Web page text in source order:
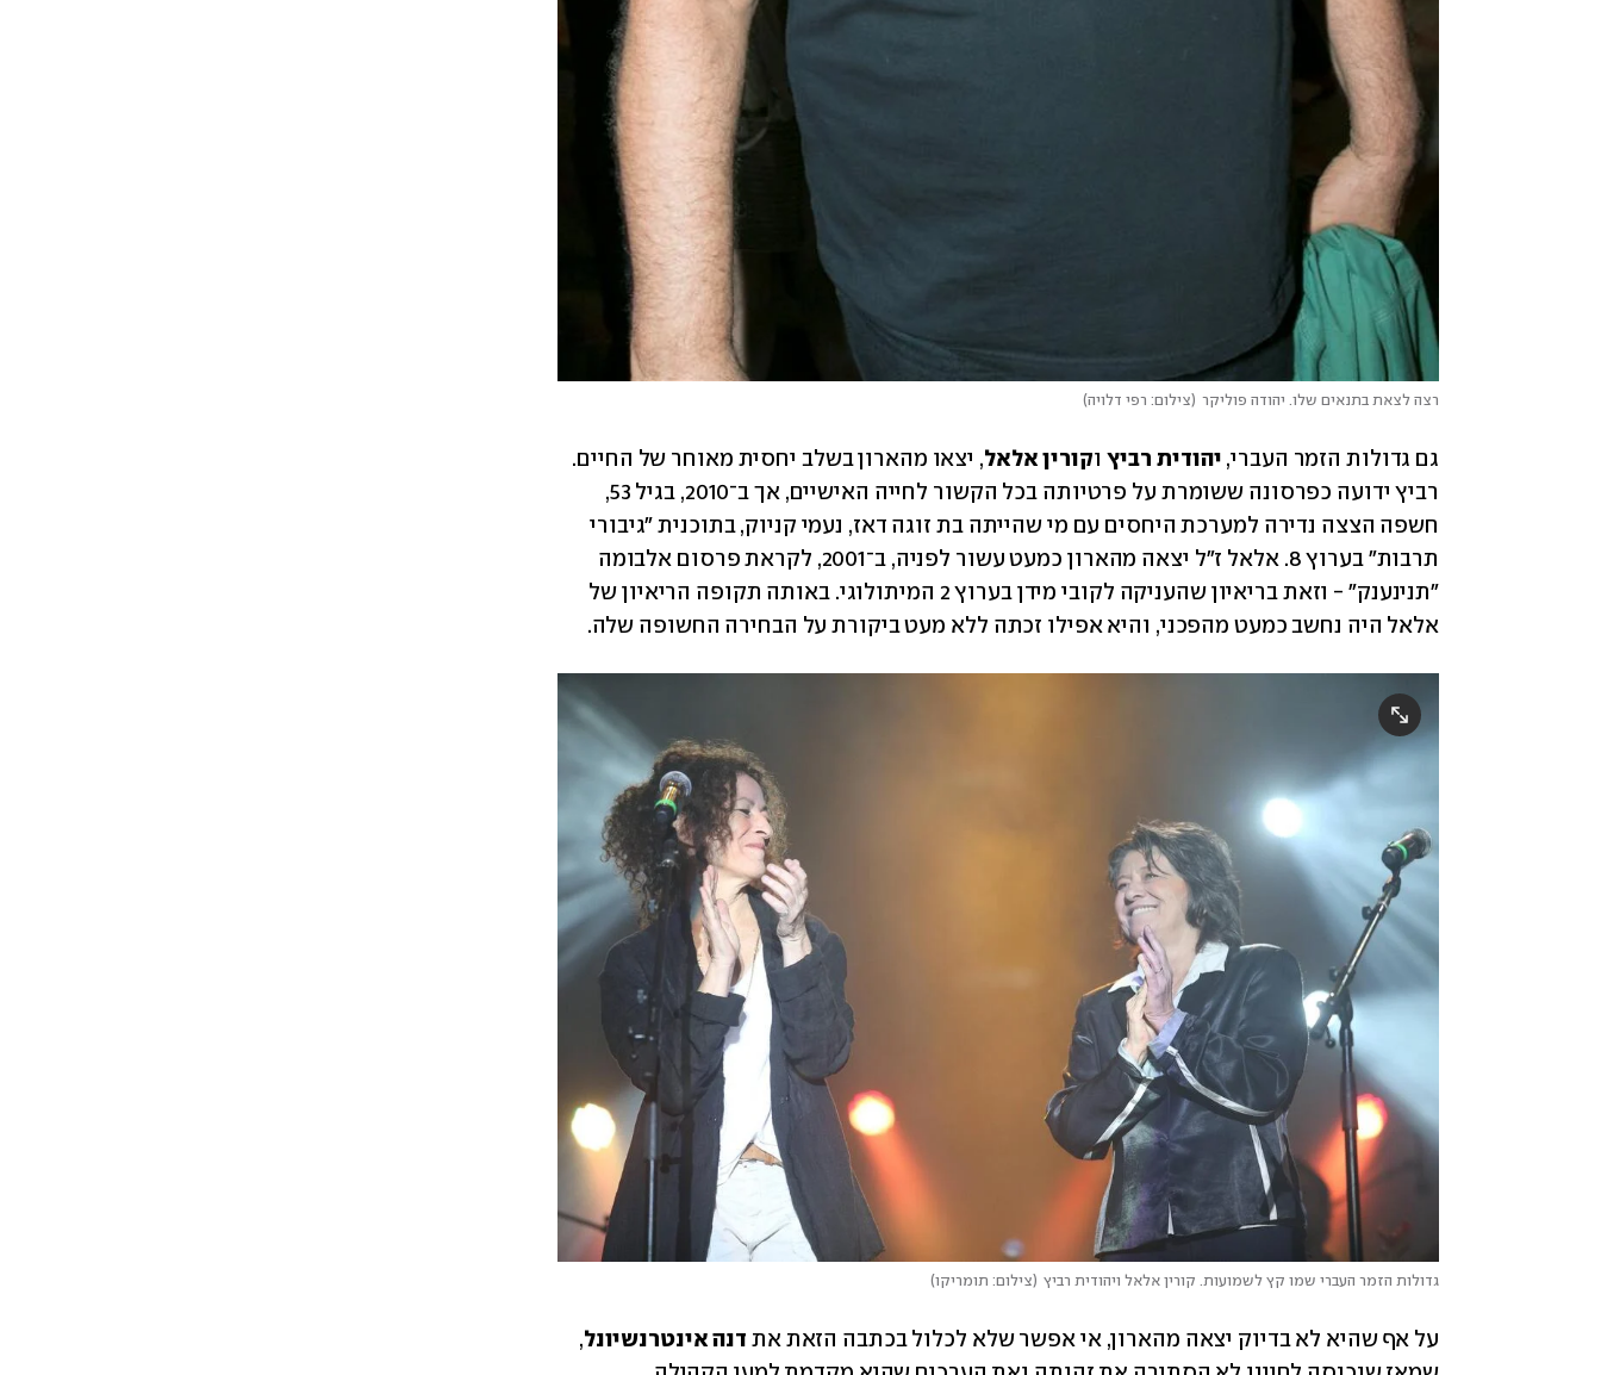
רצה לצאת בתנאים שלו. יהודה פוליקר (צילום: רפי דלויה)
גם גדולות הזמר העברי, יהודית רביץ וקורין אלאל
חשפה הצצה נדירה למערכת היחסים עם מי שהייתה בת זוגה דאז, נעמי קניוק, בתוכנית "גיבורי
אלאל היה נחשב כמעט מהפכני, והיא אפילו זכתה ללא מעט ביקורת על הבחירה החשופה שלה.
גדולות הזמר העברי שמו קץ לשמועות. קורין אלאל ויהודית רביץ (צילום: תומריקו)
על אף שהיא לא בדיוק יצאה מהארון, אי אפשר שלא לכלול בכתבה הזאת את דנה אינטרנשיונל